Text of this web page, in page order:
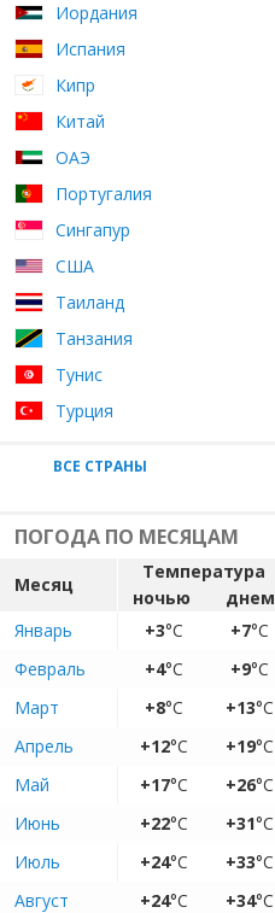
Иордания
Испания
Кипр
Китай
ОАЭ
Португалия
Сингапур
США
Таиланд
Танзания
Тунис
Турция
ВСЕ СТРАНЫ
ПОГОДА ПО МЕСЯЦАМ
Месяц
Температура
ночью
днем
Январь
+3°C +7°C
Февраль
+4°C +9°C
Март
+8°C +13°C
Апрель
+12°C +19°C
Май
+17°C +26°C
Июнь
+22°C +31°C
Июль
+24°C +33°C
Август
+24°C +34°C